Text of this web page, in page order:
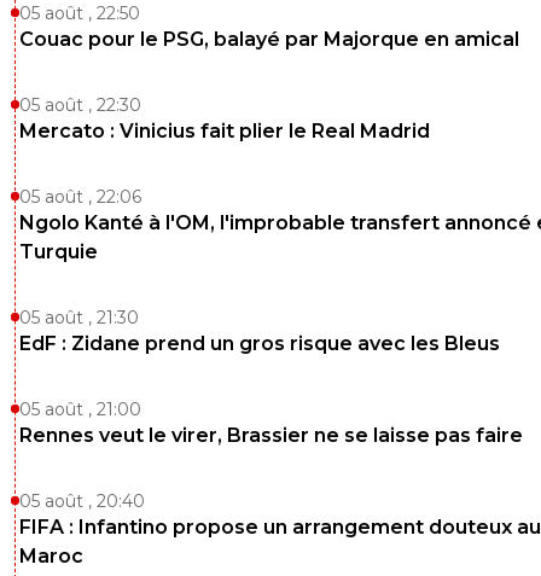
05 août , 22:50
Couac pour le PSG, balayé par Majorque en amical
05 août , 22:30
Mercato : Vinicius fait plier le Real Madrid
05 août , 22:06
Ngolo Kanté à l'OM, l'improbable transfert annoncé
Turquie
05 août , 21:30
EdF : Zidane prend un gros risque avec les Bleus
05 août , 21:00
Rennes veut le virer, Brassier ne se laisse pas faire
05 août , 20:40
FIFA : Infantino propose un arrangement douteux au
Maroc